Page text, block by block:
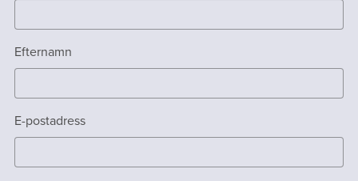
Efternamn
E-postadress